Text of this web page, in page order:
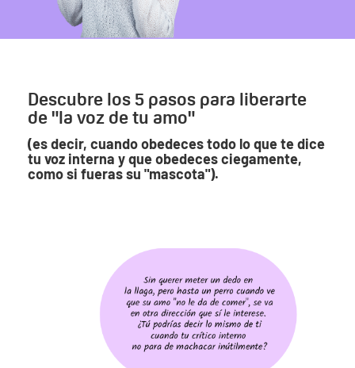
Descubre los 5 pasos para liberarte
de "la voz de tu amo"
(es decir, cuando obedeces todo lo que te dice
tu voz interna y que obedeces ciegamente,
como si fueras su "mascota").